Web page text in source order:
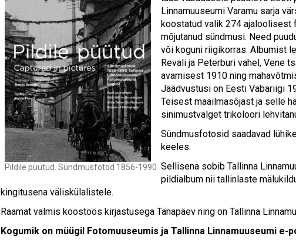
Pildile püütud. Sündmusfotod 1856-1990
Linnamuuseumi Varamu sarja
koostatud valik 274 ajaloolisest
mõjutanud sündmusi. Need
või koguni riigikorras. Albumist
Revali ja Peterburi vahel, Vene
avamisest 1910 ning
Jäädvustusi on Eesti Vabariigi
Teisest maailmasõjast ja selle
sinimustvalget trikoloori
Sündmusfotosid saadavad
keeles.
Sellisena sobib Tallinna
pildialbum nii tallinlaste
kingitusena väliskülalistele.
Raamat valmis koostöös kirjastusega Tänapäev ning on Tallinna
Kogumik on müügil Fotomuuseumis ja Tallinna Linnamuuseumi e-